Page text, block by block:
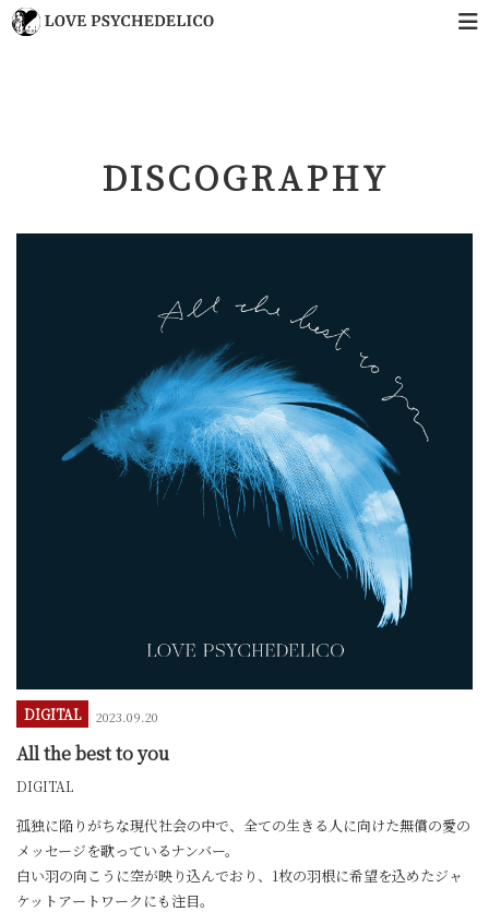
DISCOGRAPHY
DIGITAL 2023.09.20
All the best to you
DIGITAL
孤独に陥りがちな現代社会の中で、全ての生きる人に向けた無償の愛の
メッセージを歌っているナンバー。
白い羽の向こうに空が映り込んでおり、1枚の羽根に希望を込めたジャ
ケットアートワークにも注目。